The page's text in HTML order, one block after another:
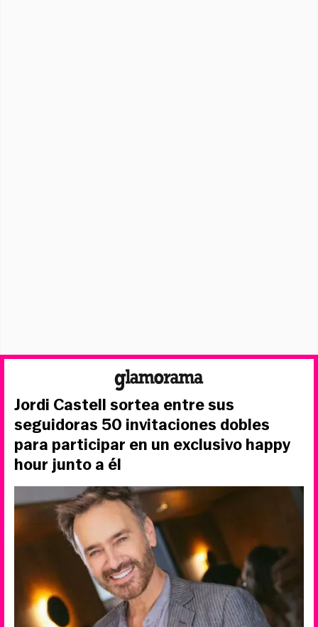
Jordi Castell sortea entre sus
seguidoras 50 invitaciones dobles
para participar en un exclusivo happy
hour junto a él